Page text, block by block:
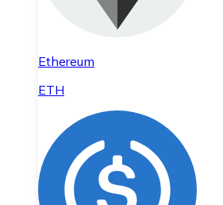
Ethereum
ETH